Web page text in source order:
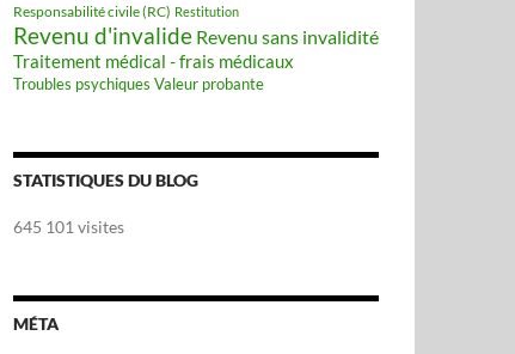
Responsabilité civile (RC) Restitution
Revenu d'invalide Revenu sans invalidité
Traitement médical - frais médicaux
Troubles psychiques Valeur probante
STATISTIQUES DU BLOG
645 101 visites
MÉTA